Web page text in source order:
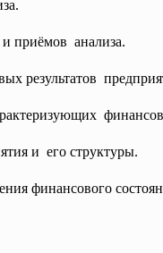
и приёмов анализа.
результатов
и его структуры.
финансового